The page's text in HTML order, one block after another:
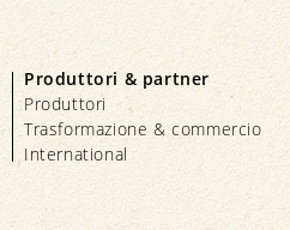
Produttori & partner
Produttori
Trasformazione & commercio
International